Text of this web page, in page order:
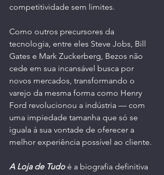
competitividade sem limites.
Como outros precursores da
tecnologia, entre eles Steve Jobs, Bill
Gates e Mark Zuckerberg, Bezos não
cede em sua incansável busca por
novos mercados, transformando o
varejo da mesma forma como Henry
Ford revolucionou a indústria — com
uma impiedade tamanha que só se
iguala à sua vontade de oferecer a
melhor experiência possível ao cliente.
A Loja de Tudo é a biografia definitiva